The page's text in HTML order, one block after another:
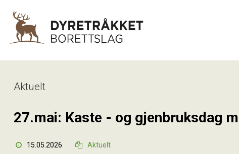
Aktuelt
27.mai: Kaste - og gjenbruksdag
 15.05.2026  Aktuelt